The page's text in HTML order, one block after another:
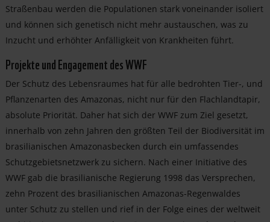
Straßenbau werden die Populationen stark voneinander isoliert
und können sich genetisch nicht mehr austauschen, was zu
Inzucht und erhöhter Anfälligkeit von Krankheiten führt.
Projekte und Engagement des WWF
Der Schutz des Lebensraumes hat für alle bedrohten Tier-, und
Pflanzenarten des Amazonas, nicht nur für den Flachlandtapir,
absolute Priorität. Daher hat sich der WWF zum Ziel gesetzt,
innerhalb von zehn Jahren den größten Teil der Biodiversität im
brasilianischen Amazonasbecken durch ein umfassendes
Schutzgebietsnetzwerk zu sichern. Nach einer Initiative des
WWF gab die brasilianische Regierung 1998 das Versprechen,
zehn Prozent des brasilianischen Amazonas-Regenwaldes
unter Schutz zu stellen und rief in der Folge eines der weltweit